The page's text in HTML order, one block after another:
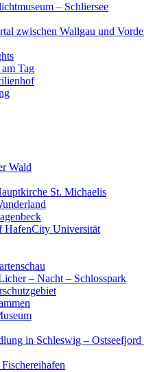
– Schliersee
zwischen Wallgau und
Tag
Wald
St. Michaelis
HafenCity Universität
– Nacht – Schlosspark
in Schleswig – Ostseefjord